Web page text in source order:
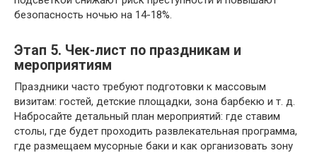
безопасность ночью на 14-18%.
Этап 5. Чек-лист по праздникам и
мероприятиям
Праздники часто требуют подготовки к массовым
визитам: гостей, детские площадки, зона барбекю и т. д.
Набросайте детальный план мероприятий: где ставим
столы, где будет проходить развлекательная программа,
где размещаем мусорные баки и как организовать зону